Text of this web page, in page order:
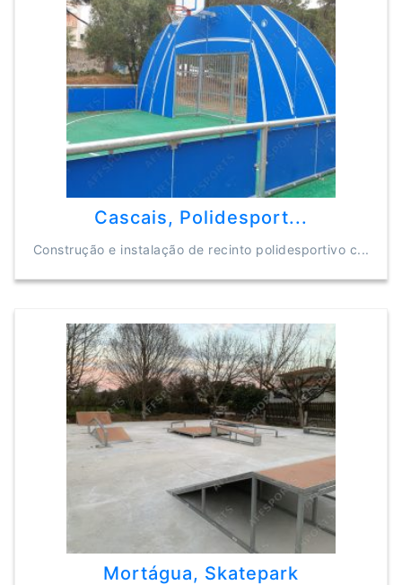
Cascais, Polidesport...
Construção e instalação de recinto polidesportivo c...
Mortágua, Skatepark